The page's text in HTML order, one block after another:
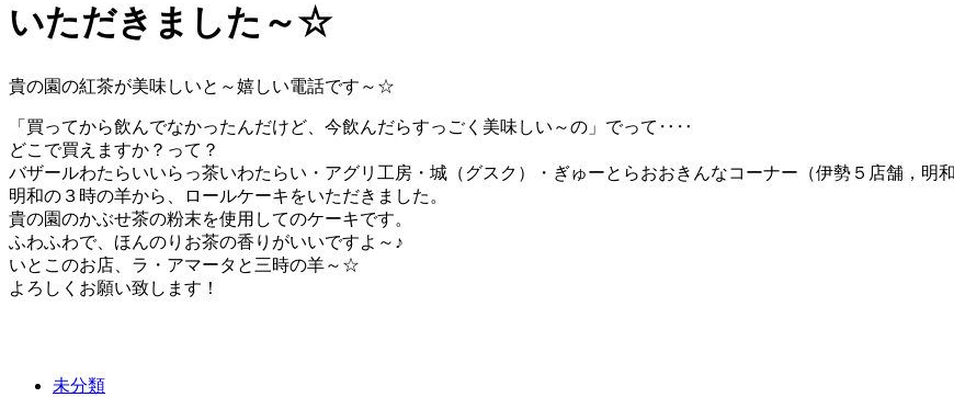
いただきました～☆
貴の園の紅茶が美味しいと～嬉しい電話です～☆
「買ってから飲んでなかったんだけど、今飲んだらすっごく美味しい～の」でって‥‥
どこで買えますか？って？
バザールわたらいいらっ茶いわたらい・アグリ工房・城（グスク）・ぎゅーとらおおきんなコーナー（伊勢５店舗，明
明和の３時の羊から、ロールケーキをいただきました。
貴の園のかぶせ茶の粉末を使用してのケーキです。
ふわふわで、ほんのりお茶の香りがいいですよ～♪
いとこのお店、ラ・アマータと三時の羊～☆
よろしくお願い致します！
未分類